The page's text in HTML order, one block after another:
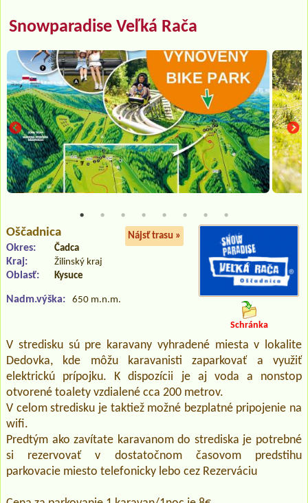
Snowparadise Veľká Rača
Oščadnica Nájsť trasu »
Okres: Čadca
Kraj: Žilinský kraj
Oblasť: Kysuce
Nadm.výška: 650 m.n.m.
Schránka
V stredisku sú pre karavany vyhradené miesta v lokalite
Dedovka, kde môžu karavanisti zaparkovať a využiť
elektrickú prípojku. K dispozícii je aj voda a nonstop
otvorené toalety vzdialené cca 200 metrov.
V celom stredisku je taktiež možné bezplatné pripojenie na
wifi.
Predtým ako zavítate karavanom do strediska je potrebné
si rezervovať v dostatočnom časovom predstihu
parkovacie miesto telefonicky lebo cez Rezerváciu